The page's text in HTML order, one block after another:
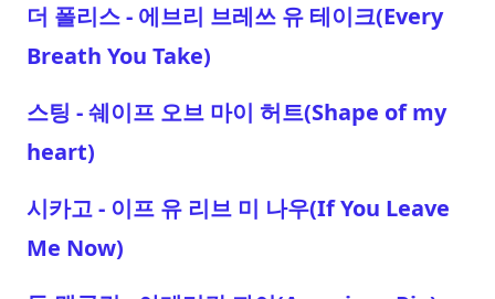
더 폴리스 - 에브리 브레쓰 유 테이크(Every
Breath You Take)
스팅 - 쉐이프 오브 마이 허트(Shape of my
heart)
시카고 - 이프 유 리브 미 나우(If You Leave
Me Now)